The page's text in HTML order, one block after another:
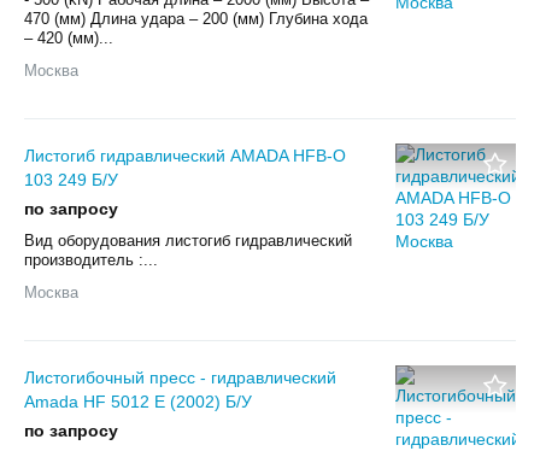
470 (мм) Длина удара – 200 (мм) Глубина хода
– 420 (мм)...
Москва
Листогиб гидравлический AMADA HFB-O
103 249 Б/У
по запросу
Вид оборудования листогиб гидравлический
производитель :...
Москва
Листогибочный пресс - гидравлический
Amada HF 5012 E (2002) Б/У
по запросу